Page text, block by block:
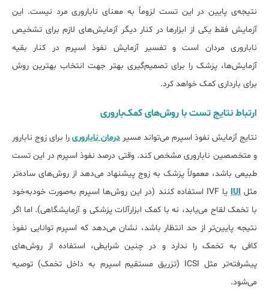
نتیجه‌ی پایین در این تست لزوماً به معنای ناباروری مرد نیست. این
آزمایش فقط یکی از ابزارها در کنار دیگر آزمایش‌های لازم برای تشخیص
ناباروری مردان است و تفسیر آزمایش نفوذ اسپرم در کنار بقیه
آزمایش‌ها، پزشک را برای تصمیم‌گیری بهتر جهت انتخاب بهترین روش
برای بارداری کمک خواهد کرد.
ارتباط نتایج تست با روش‌های کمک‌باروری
نتایج آزمایش نفوذ اسپرم می‌تواند مسیر درمان ناباروری را برای زوج نابارور
و متخصصین ناباروری مشخص کند. وقتی درصد نفوذ اسپرم در این تست
طبیعی باشد، معمولاً پزشک به زوج پیشنهاد می‌دهد از روش‌های ساده‌تر
مثل IUI
یا IVF استفاده کنند (در این روش‌ها اسپرم به‌صورت خودبه‌خود
با تخمک لقاح می‌یابد، نه با کمک ابزارآلات پزشکی و آزمایشگاهی). اما اگر
نتیجه پایین‌تر از حد انتظار باشد، نشان می‌دهد که اسپرم توانایی نفوذ
کافی به تخمک را ندارد و در چنین شرایطی، استفاده از روش‌های
پیشرفته‌تر مثل ICSI (تزریق مستقیم اسپرم به داخل تخمک) توصیه
می‌شود.